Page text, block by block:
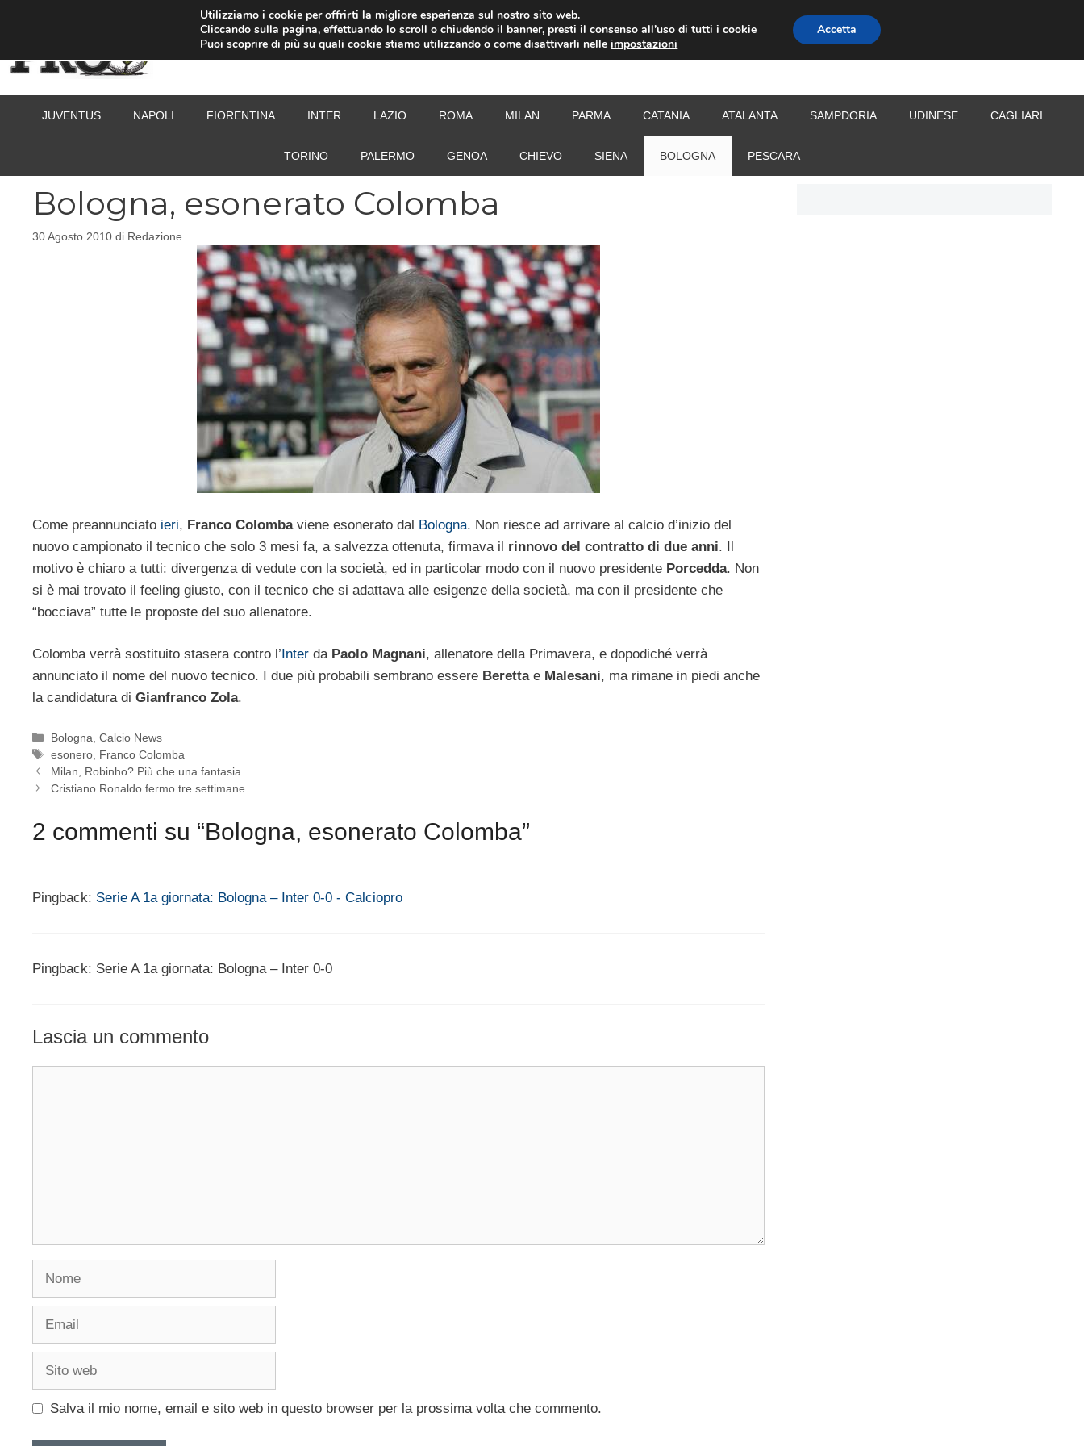
CALCIOMERCATO
JUVENTUS NAPOLI FIORENTINA INTER LAZIO ROMA MILAN PARMA CATANIA ATALANTA SAMPDORIA UDINESE CAGLIARI
TORINO PALERMO GENOA CHIEVO SIENA BOLOGNA PESCARA
Bologna, esonerato Colomba
30 Agosto 2010 di Redazione
Come preannunciato ieri, Franco Colombaviene esonerato dal Bologna. Non riesce ad arrivare al calcio d’inizio del
nuovo campionato il tecnico che solo 3 mesi fa, a salvezza ottenuta, firmava il rinnovo del contratto di due anni. Il
motivo è chiaro a tutti: divergenza di vedute con la società, ed in particolar modo con il nuovo presidente Porcedda. Non
si è mai trovato il feeling giusto, con il tecnico che si adattava alle esigenze della società, ma con il presidente che
“bocciava” tutte le proposte del suo allenatore.
Colomba verrà sostituito stasera contro l’ Inter da Paolo Magnani, allenatore della Primavera, e dopodiché verrà
annunciato il nome del nuovo tecnico. I due più probabili sembrano essere Beretta e Malesani, ma rimane in piedi anche
la candidatura di Gianfranco Zola.
Categorie
Bologna ,Calcio News
Tag
esonero Franco Colomba
Milan, Robinho? Più che una fantasia
Cristiano Ronaldo fermo tre settimane
2 commenti su “Bologna, esonerato Colomba”
Pingback: Serie A 1a giornata: Bologna – Inter 0-0 - Calciopro
Pingback: Serie A 1a giornata: Bologna – Inter 0-0
Lascia un commento
Salva il mio nome, email e sito web in questo browser per la prossima volta che commento.
Utilizziamo i cookie per offrirti la migliore esperienza sul nostro sito web.
Cliccando sulla pagina, effettuando lo scroll o chiudendo il banner, presti il consenso all’uso di tutti i cookie
Puoi scoprire di più su quali cookie stiamo utilizzando o come disattivarli nelleimpostazioni
Accetta